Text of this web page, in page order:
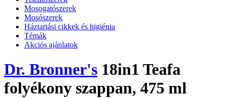
Mosogatószerek
Mosószerek
Háztartási cikkek és higiénia
Témák
Akciós ajánlatok
Dr. Bronner's 18in1 Teafa
folyékony szappan, 475 ml